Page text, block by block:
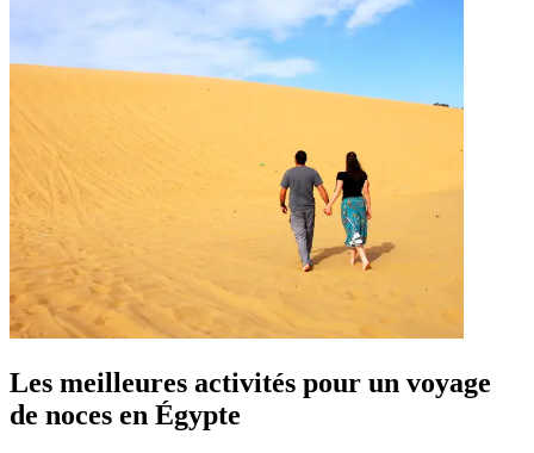
Les meilleures activités pour un voyage
de noces en Égypte